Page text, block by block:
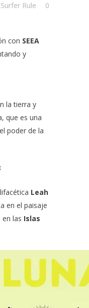
Surfer Rule
0
con SEEA
y
la tierra y
que es una
poder de la
Leah
en el paisaje
en las Islas